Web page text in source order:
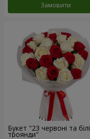
Замовити
Букет "23 червоні та білі
троянди"